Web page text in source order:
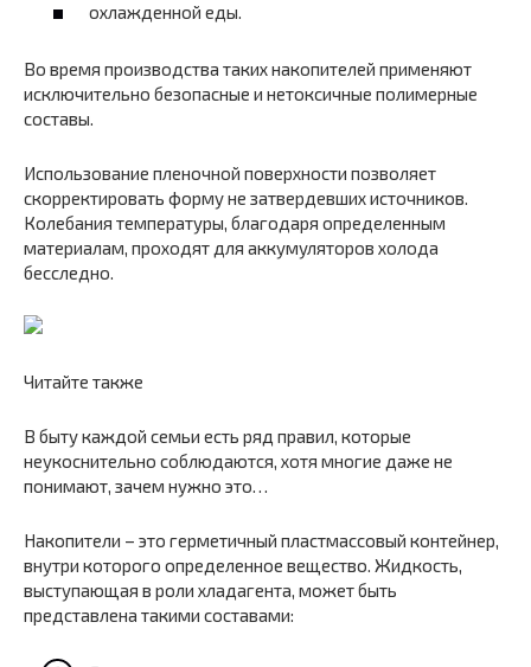
охлажденной еды.
Во время производства таких накопителей применяют
исключительно безопасные и нетоксичные полимерные
составы.
Использование пленочной поверхности позволяет
скорректировать форму не затвердевших источников.
Колебания температуры, благодаря определенным
материалам, проходят для аккумуляторов холода
бесследно.
Читайте также
В быту каждой семьи есть ряд правил, которые
неукоснительно соблюдаются, хотя многие даже не
понимают, зачем нужно это…
Накопители – это герметичный пластмассовый контейнер,
внутри которого определенное вещество. Жидкость,
выступающая в роли хладагента, может быть
представлена такими составами: